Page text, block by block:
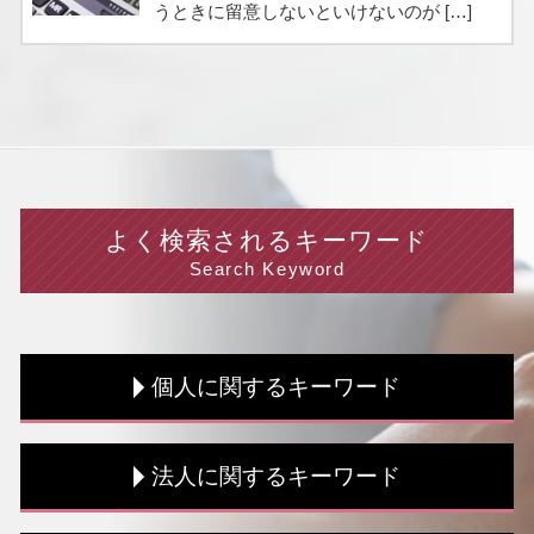
うときに留意しないといけないのが […]
よく検索されるキーワード
Search Keyword
個人に関するキーワード
節税 個人事業主
資金調達 融資
法人に関するキーワード